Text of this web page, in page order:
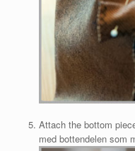
Attach the bottom
med bottendelen som